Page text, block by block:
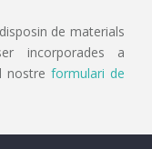
de materials
incorporades a
nostre formulari de